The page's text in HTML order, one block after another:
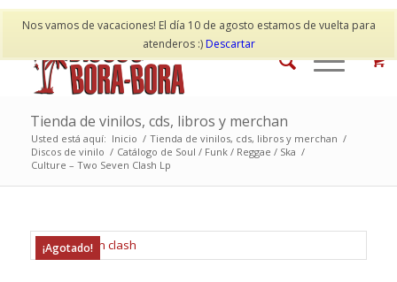
Nos vamos de vacaciones! El día 10 de agosto estamos de vuelta para
atenderos :)Descartar
Mi cuenta Contacto
Tienda de vinilos, cds, libros y merchan
Usted está aquí: Inicio / Tienda de vinilos, cds, libros y merchan /
Discos de vinilo / Catálogo de Soul / Funk / Reggae / Ska /
Culture – Two Seven Clash Lp
¡Agotado!